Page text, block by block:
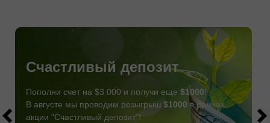
Счастливый депозит
Пополни счет на $3 000 и получи еще $1000!
В августе мы проводим розыгрыш $1000 в рамках
акции "Счастливый депозит"!